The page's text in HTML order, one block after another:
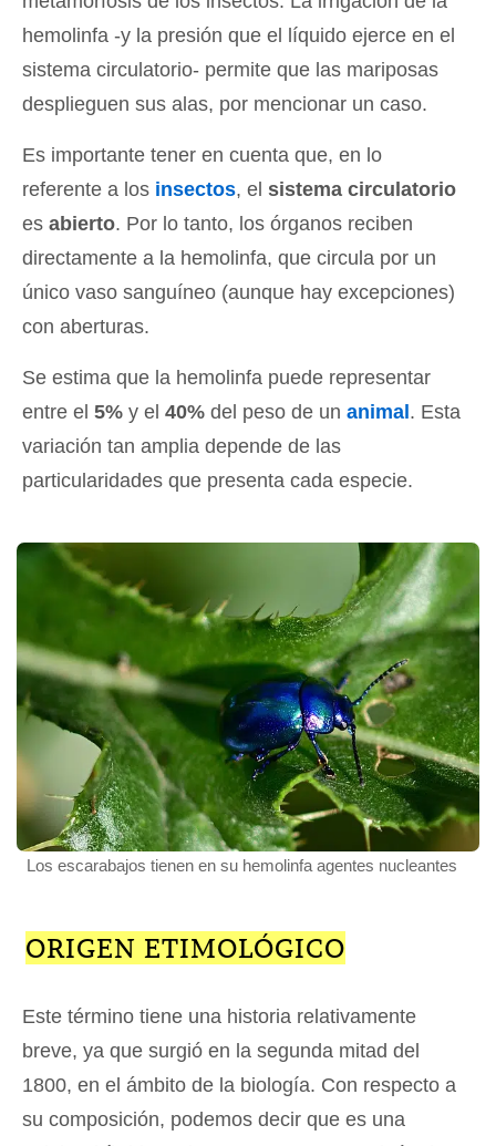
hemolinfa -y la presión que el líquido ejerce en el
sistema circulatorio- permite que las mariposas
desplieguen sus alas, por mencionar un caso.
Es importante tener en cuenta que, en lo
referente a los insectos, el sistema circulatorio
es abierto. Por lo tanto, los órganos reciben
directamente a la hemolinfa, que circula por un
único vaso sanguíneo (aunque hay excepciones)
con aberturas.
Se estima que la hemolinfa puede representar
entre el 5% y el 40% del peso de un animal . Esta
variación tan amplia depende de las
particularidades que presenta cada especie.
Los escarabajos tienen en su hemolinfa agentes nucleantes
ORIGEN ETIMOLÓGICO
Este término tiene una historia relativamente
breve, ya que surgió en la segunda mitad del
1800, en el ámbito de la biología. Con respecto a
su composición, podemos decir que es una